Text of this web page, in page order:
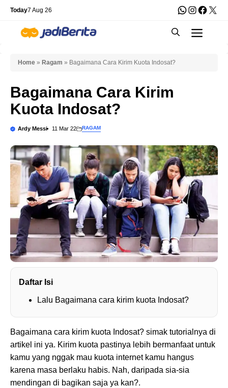
Skip
content
Today7 Aug 26 WhatsApp
X
Home » Ragam » Bagaimana Cara Kirim Kuota Indosat?
Bagaimana Cara Kirim
Kuota Indosat?
Ardy Messi 11 Mar 22 RAGAM
Daftar Isi
Lalu Bagaimana cara kirim kuota Indosat?
Bagaimana cara kirim kuota Indosat? simak tutorialnya di
artikel ini ya. Kirim kuota pastinya lebih bermanfaat untuk
kamu yang nggak mau kuota internet kamu hangus
karena masa berlaku habis. Nah, daripada sia-sia
mendingan di bagikan saja ya kan?.